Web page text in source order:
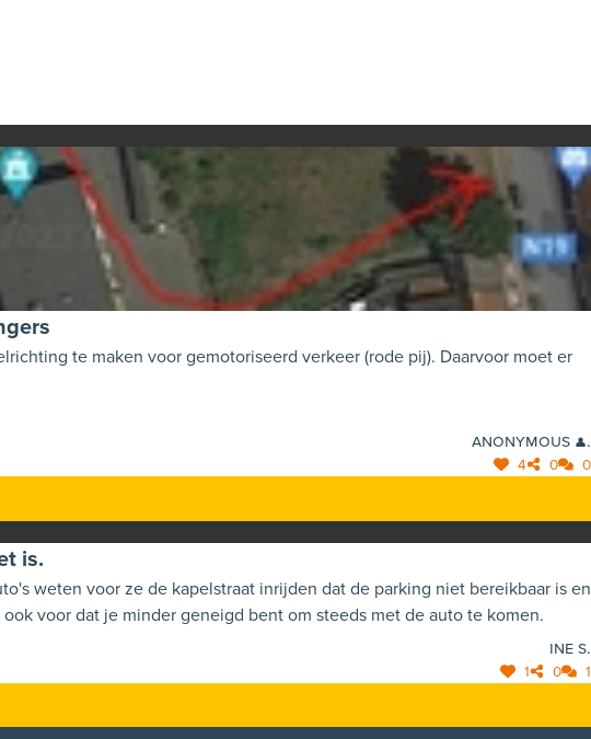
te maken voor gemotoriseerd verkeer (rode pij). Daarvoor moet er
Anonymous 👤.
4 0 0
is.
van de Perrestraat. Parking betalend maken, dit zorgt ook voor dat je minder geneigd bent om steeds met de auto te komen.
Ine S.
1 0 1